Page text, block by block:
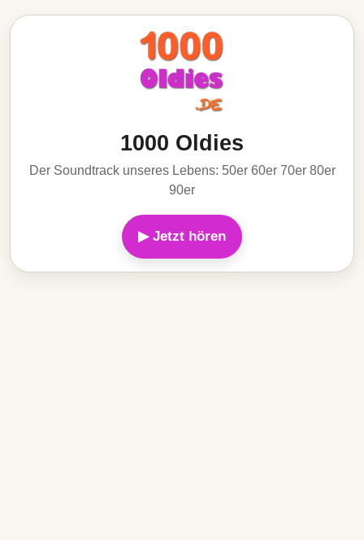
1000 Oldies
Der Soundtrack unseres Lebens: 50er 60er 70er 80er
90er
▶ Jetzt hören